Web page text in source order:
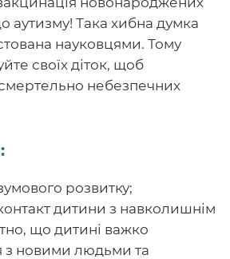
аутизму! Така хибна думка
науковцями. Тому
своїх діток, щоб
смертельно небезпечних
розвитку;
дитини з навколишнім
що дитині важко
з новими людьми та